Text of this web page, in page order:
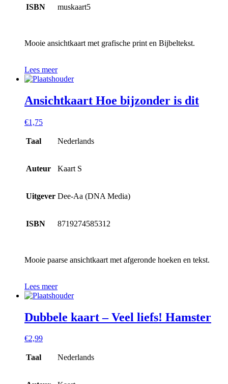
ISBN muskaart5
Mooie ansichtkaart met grafische print en Bijbeltekst.
Lees meer
Ansichtkaart Hoe bijzonder is dit
€1,75
Taal Nederlands
Auteur Kaart S
Uitgever Dee-Aa (DNA Media)
ISBN 8719274585312
Mooie paarse ansichtkaart met afgeronde hoeken en tekst.
Lees meer
Dubbele kaart – Veel liefs! Hamster
€2,99
Taal Nederlands